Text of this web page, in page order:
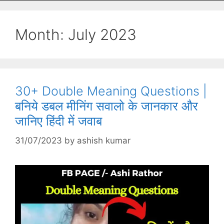
Month: July 2023
30+ Double Meaning Questions |
बनिये डबल मीनिंग सवालो के जानकार और
जानिए हिंदी में जवाब
31/07/2023 by ashish kumar